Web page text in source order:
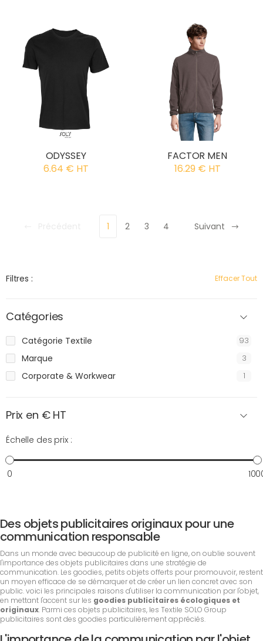
ODYSSEY
6.64 € HT
FACTOR MEN
16.29 € HT
1 2 3 4 Suivant
Filtres : Effacer Tout
Catégories
Catégorie Textile 93
Marque 3
Corporate & Workwear 1
Prix en € HT
Échelle des prix :
0
Des objets publicitaires originaux pour une
communication responsable
Dans un monde avec beaucoup de publicité en ligne, on oublie souvent
l'importance des objets publicitaires dans une stratégie de
communication. Les goodies, petits objets offerts pour promouvoir, restent
un moyen efficace de se démarquer et de créer un lien concret avec son
public. voici les principales raisons d'utiliser la communication par l'objet,
en mettant l'accent sur les goodies publicitaires écologiques et
originaux. Parmi ces objets publicitaires, les Textile SOLO Group
publicitaires sont des goodies particulièrement appréciés.